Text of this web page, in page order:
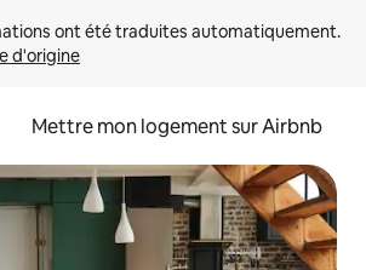
d'origine
Mettre mon logement sur Airbnb